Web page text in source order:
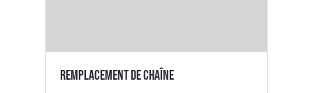
Remplacement de chaîne